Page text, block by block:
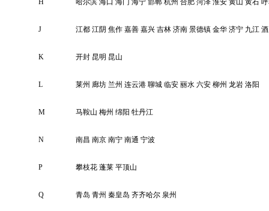
H 哈尔滨 海口 海门 海宁 邯郸 杭州 合肥 菏泽 淮安 黄山 黄石
J 江都 江阴 焦作 嘉善 嘉兴 吉林 济南 景德镇 金华 济宁 九江
K 开封 昆明 昆山
L 莱州 廊坊 兰州 连云港 聊城 临安 丽水 六安 柳州 龙岩 洛阳
M 马鞍山 梅州 绵阳 牡丹江
N 南昌 南京 南宁 南通 宁波
P 攀枝花 蓬莱 平顶山
Q 青岛 青州 秦皇岛 齐齐哈尔 泉州